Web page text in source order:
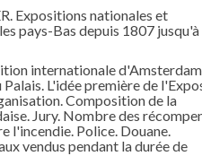
Expositions nationales et
pays-Bas depuis 1807 jusqu'à
internationale
L'idée première de
Composition de la
Jury. Nombre des
l'incendie. Police. Douane.
vendus pendant la durée de